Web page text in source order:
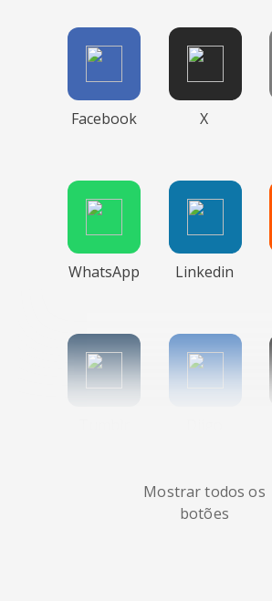
Facebook X
WhatsApp Linkedin
Mostrar todos os
botões